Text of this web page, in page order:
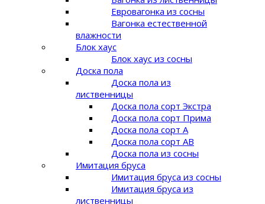
Евровагонка из сосны
Вагонка естественной
влажности
Блок хаус
Блок хаус из сосны
Доска пола
Доска пола из
лиственницы
Доска пола сорт Экстра
Доска пола сорт Прима
Доска пола сорт A
Доска пола сорт AB
Доска пола из сосны
Имитация бруса
Имитация бруса из сосны
Имитация бруса из
лиственницы